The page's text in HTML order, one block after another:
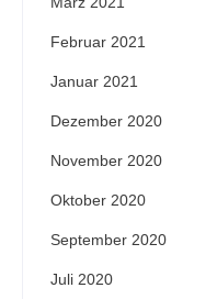
Februar 2021
Januar 2021
Dezember 2020
November 2020
Oktober 2020
September 2020
Juli 2020